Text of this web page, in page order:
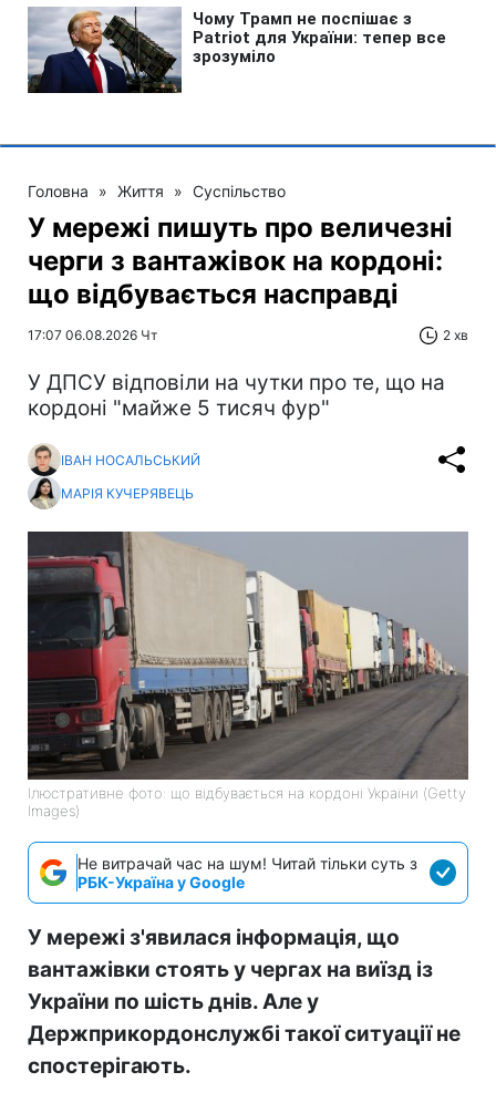
Головна » Життя » Суспільство
У мережі пишуть про величезні
черги з вантажівок на кордоні:
що відбувається насправді
17:07 06.08.2026 Чт 2 хв
У ДПСУ відповіли на чутки про те, що на
кордоні "майже 5 тисяч фур"
ІВАН НОСАЛЬСЬКИЙ
МАРІЯ КУЧЕРЯВЕЦЬ
Ілюстративне фото: що відбувається на кордоні України (Getty
Images)
Не витрачай час на шум! Читай тільки суть з
РБК-Україна у Google
У мережі з'явилася інформація, що
вантажівки стоять у чергах на виїзд із
України по шість днів. Але у
Держприкордонслужбі такої ситуації не
спостерігають.